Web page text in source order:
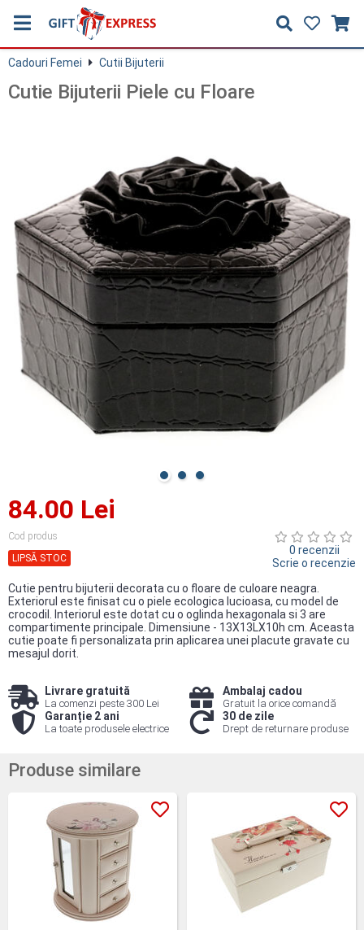
Cadouri Femei Cutii Bijuterii
Cutie Bijuterii Piele cu Floare
84.00 Lei
Cod produs
LIPSĂ STOC
0 recenzii
Scrie o recenzie
Cutie pentru bijuterii decorata cu o floare de culoare neagra.
Exteriorul este finisat cu o piele ecologica lucioasa, cu model de
crocodil. Interiorul este dotat cu o oglinda hexagonala si 3 are
compartimente principale. Dimensiune - 13X13LX10h cm. Aceasta
cutie poate fi personalizata prin aplicarea unei placute gravate cu
mesajul dorit.
Livrare gratuită
La comenzi peste 300 Lei
Ambalaj cadou
Gratuit la orice comandă
Garanție 2 ani
La toate produsele electrice
30 de zile
Drept de returnare produse
Produse similare